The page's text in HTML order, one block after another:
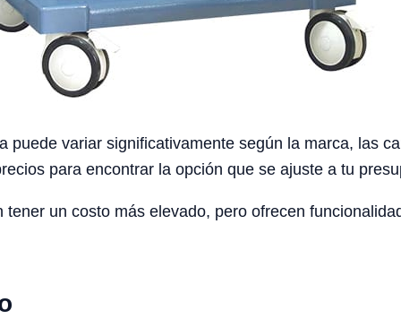
puede variar significativamente según la marca, las
para encontrar la opción que se ajuste a tu
un costo más elevado, pero ofrecen